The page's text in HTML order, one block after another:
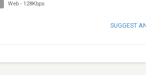
Web - 128Kbps
SUGGEST